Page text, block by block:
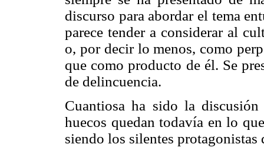
discurso para abordar el tema
parece tender a considerar al
o, por decir lo menos, como
que como producto de él. Se
de delincuencia.
Cuantiosa ha sido la
huecos quedan todavía en lo
siendo los silentes protagonistas